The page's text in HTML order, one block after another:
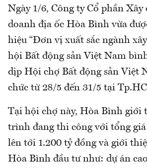
Ngày 1/6, Công ty Cổ phần
doanh địa ốc Hòa Bình vừa
hiệu “Đơn vị xuất sắc ngành
hội Bất động sản Việt Nam
dịp Hội chợ Bất động sản Việt
chức từ 28/5 đến 31/5 tại
Tại hội chợ này, Hòa Bình giới
trình đang thi công với tổng
lên tới 1.200 tỷ đồng và giới
Hòa Bình đầu tư như: dự án